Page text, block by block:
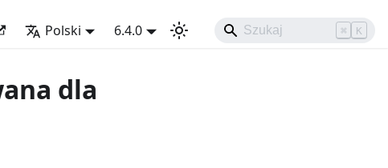
Polski 6.4.0 ⌘ K
dla